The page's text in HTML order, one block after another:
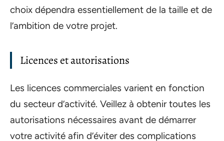
choix dépendra essentiellement de la taille et de
l’ambition de votre projet.
Licences et autorisations
Les licences commerciales varient en fonction
du secteur d’activité. Veillez à obtenir toutes les
autorisations nécessaires avant de démarrer
votre activité afin d’éviter des complications